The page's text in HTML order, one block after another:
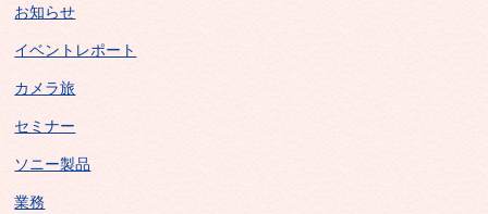
お知らせ
イベントレポート
カメラ旅
セミナー
ソニー製品
業務